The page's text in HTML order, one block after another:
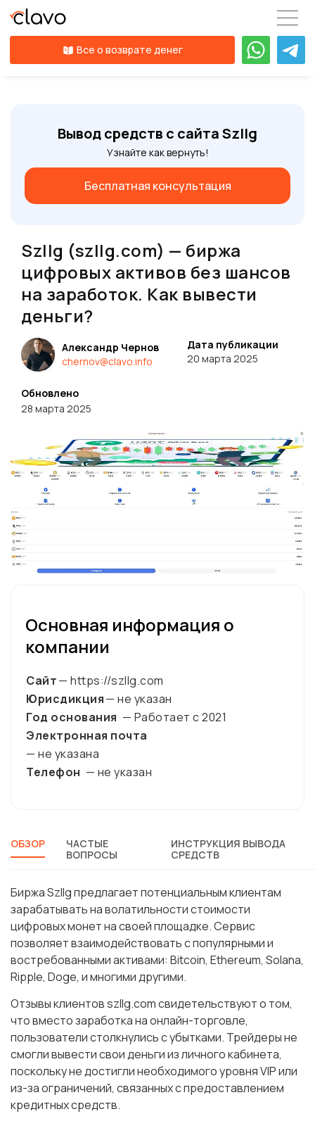
Все о возврате денег
Вывод средств с сайта Szllg
Узнайте как вернуть!
Бесплатная консультация
Szllg (szllg.com) — биржа
цифровых активов без шансов
на заработок. Как вывести
деньги?
Александр Чернов
chernov@clavo.info
Дата публикации
20 марта 2025
Обновлено
28 марта 2025
Основная информация о
компании
Сайт— https://szllg.com
Юрисдикция— не указан
Год основания — Работает с2021
Электронная почта
— не указана
Телефон — не указан
ОБЗОР
ЧАСТЫЕ
ВОПРОСЫ
ИНСТРУКЦИЯ ВЫВОДА
СРЕДСТВ
Биржа Szllg предлагает потенциальным клиентам
зарабатывать на волатильности стоимости
цифровых монет на своей площадке. Сервис
позволяет взаимодействовать с популярными и
востребованными активами: Bitcoin, Ethereum, Solana,
Ripple, Doge, и многими другими.
Отзывы клиентов szllg.com свидетельствуют о том,
что вместо заработка на онлайн-торговле,
пользователи столкнулись с убытками. Трейдеры не
смогли вывести свои деньги из личного кабинета,
поскольку не достигли необходимого уровня VIP или
из-за ограничений, связанных с предоставлением
кредитных средств.